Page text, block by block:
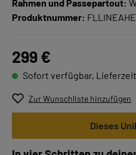
Rahmen und Passepartout:
Produktnummer:
299 €
Sofort verfügbar,
Zur Wunschliste hinzufügen
Dieses